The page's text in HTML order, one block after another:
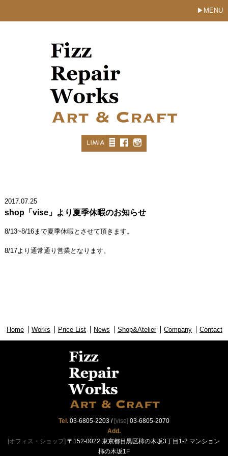
MENU
2017.07.25
shop「vise」より夏季休暇のお知らせ
8/13~8/16まで夏季休暇とさせて頂きます。
8/17より通常通り営業となります。
Home Works Price List News Shop&Atelier Company Contact
Tel. 03-6805-2203/ [vise] 03-6805-2070
Add.
[オフィス・ショップ] 〒152-0022 東京都目黒区柿の木坂3丁目1-2 マンション
柿の木坂1F